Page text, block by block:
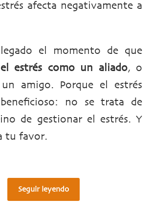
afecta negativamente a
el momento de que
el estrés como un aliado, o
amigo. Porque el estrés
no se trata de
de gestionar el estrés. Y
tu favor.
Seguir leyendo